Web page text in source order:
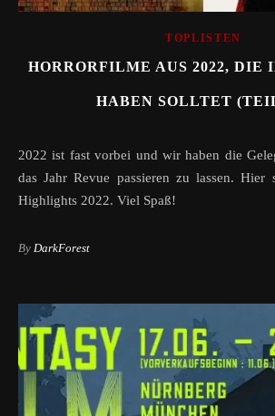
TOPLISTEN
HORRORFILME AUS 2022, DIE
HABEN SOLLTET
2022 ist fast vorbei und wir haben die Gelegenheit genutzt, um
das Jahr Revue passieren zu lassen. Hier
Highlights 2022. Viel Spaß!
By DarkForest